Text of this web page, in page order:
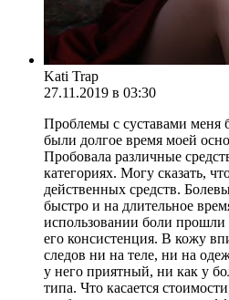
Kati Trap
27.11.2019 в 03:30
Проблемы с суставами меня
были долгое время моей
Пробовала различные
категориях. Могу сказать,
действенных средств.
быстро и на длительное
использовании боли
его консистенция. В кожу
следов ни на теле, ни на
у него приятный, ни как у
типа. Что касается